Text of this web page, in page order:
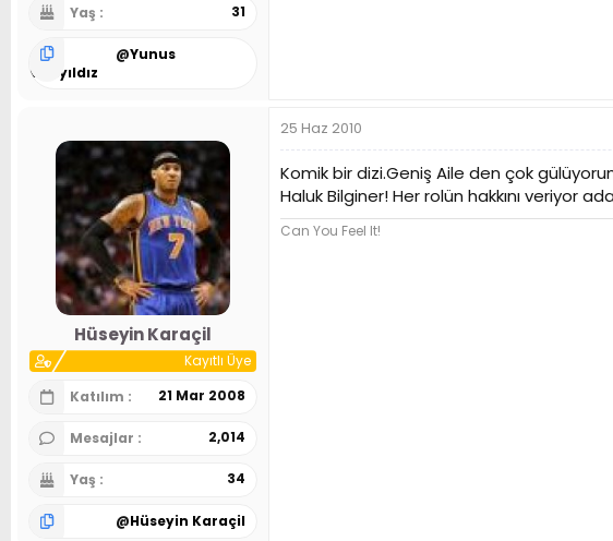
Yaş 31
@Yunus
Gökyıldız
Hüseyin Karaçil
Kayıtlı Üye
Katılım
21 Mar 2008
Mesajlar 2,014
Yaş 34
@Hüseyin Karaçil
25 Haz 2010
Komik bir dizi.Geniş Aile den çok
Haluk Bilginer! Her rolün hakkını veriyor
Can You Feel It!